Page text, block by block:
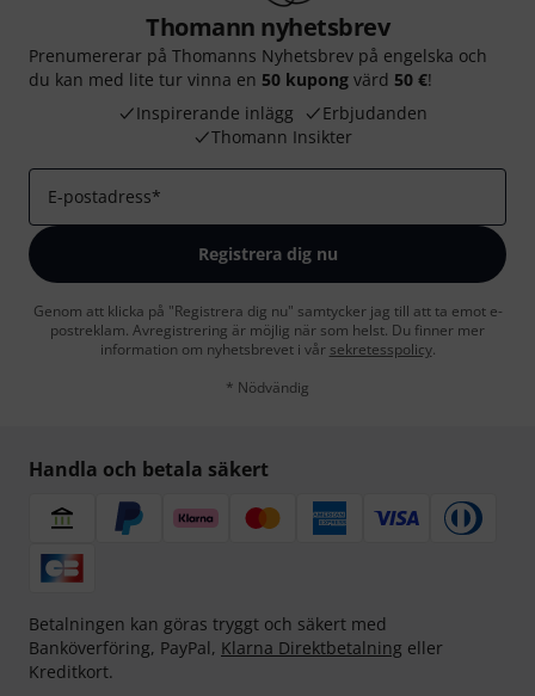
Thomann nyhetsbrev
Prenumererar på Thomanns Nyhetsbrev på engelska och
du kan med lite tur vinna en 50 kupong värd 50 €!
Inspirerande inlägg
Erbjudanden
Thomann Insikter
E-postadress*
Registrera dig nu
Genom att klicka på "Registrera dig nu" samtycker jag till att ta emot e-
postreklam. Avregistrering är möjlig när som helst. Du finner mer
information om nyhetsbrevet i vår sekretesspolicy.
* Nödvändig
Handla och betala säkert
Betalningen kan göras tryggt och säkert med
Banköverföring, PayPal, Klarna Direktbetalning eller
Kreditkort.